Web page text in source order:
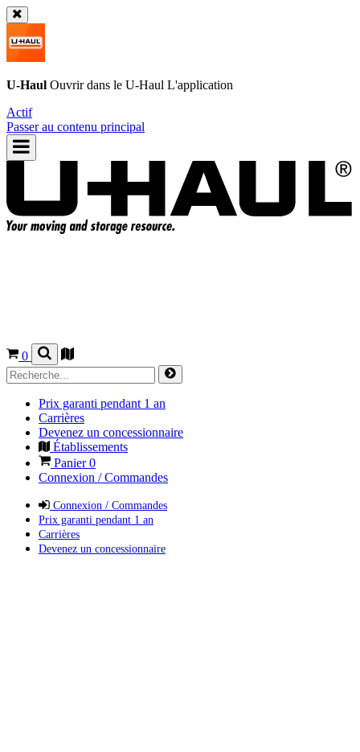
U-Haul Ouvrir dans le U-Haul L'application
Actif
Passer au contenu principal
0
Prix garanti pendant 1 an
Carrières
Devenez un concessionnaire
Établissements
Panier0
Connexion / Commandes
Connexion / Commandes
Prix garanti pendant 1 an
Carrières
Devenez un concessionnaire